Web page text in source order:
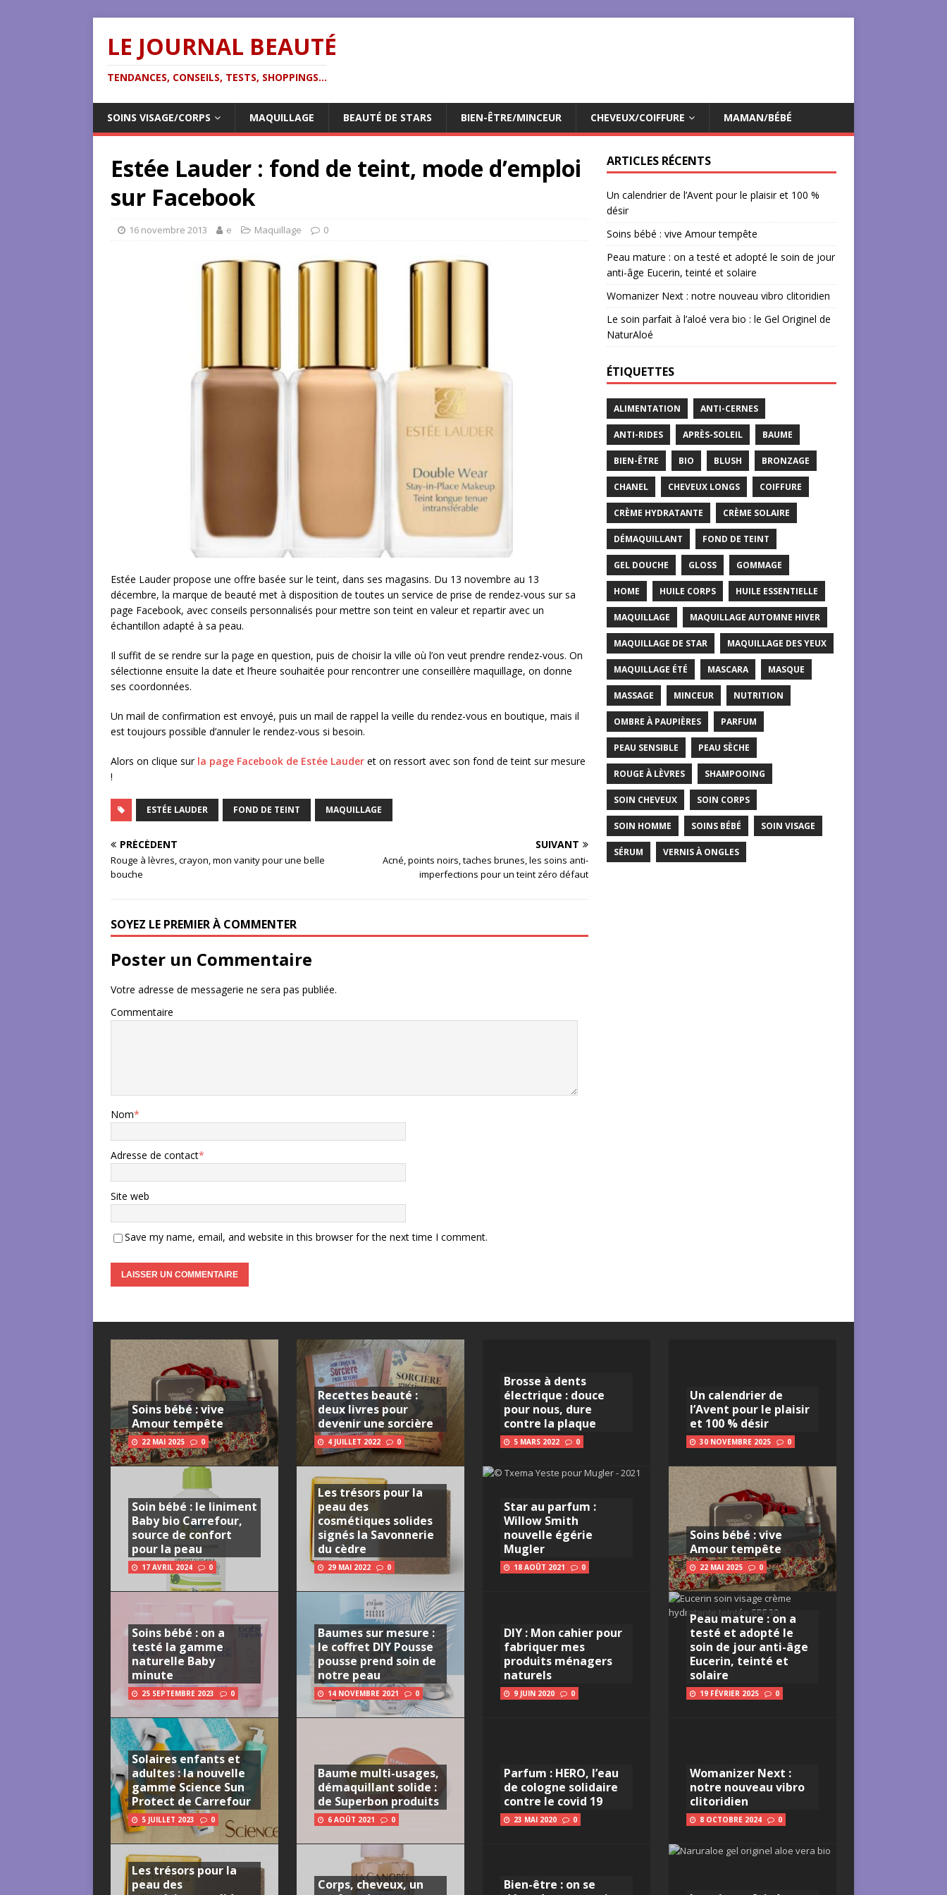
LE JOURNAL BEAUTÉ
TENDANCES, CONSEILS, TESTS, SHOPPINGS...
SOINS VISAGE/CORPS MAQUILLAGE BEAUTÉ DE STARS BIEN-ÊTRE/MINCEUR CHEVEUX/COIFFURE MAMAN/BÉBÉ
Estée Lauder : fond de teint, mode d’emploi
sur Facebook
16 novembre 2013 e Maquillage 0
Estée Lauder propose une offre basée sur le teint, dans ses magasins. Du 13 novembre au 13
décembre, la marque de beauté met à disposition de toutes un service de prise de rendez-vous sur sa
page Facebook, avec conseils personnalisés pour mettre son teint en valeur et repartir avec un
échantillon adapté à sa peau.
Il suffit de se rendre sur la page en question, puis de choisir la ville où l’on veut prendre rendez-vous. On
sélectionne ensuite la date et l’heure souhaitée pour rencontrer une conseillère maquillage, on donne
ses coordonnées.
Un mail de confirmation est envoyé, puis un mail de rappel la veille du rendez-vous en boutique, mais il
est toujours possible d’annuler le rendez-vous si besoin.
Alors on clique sur la page Facebook de Estée Lauder et on ressort avec son fond de teint sur mesure
!
ESTÉE LAUDER FOND DE TEINT MAQUILLAGE
PRÉCÉDENT
Rouge à lèvres, crayon, mon vanity pour une belle
bouche
SUIVANT
Acné, points noirs, taches brunes, les soins anti-
imperfections pour un teint zéro défaut
SOYEZ LE PREMIER À COMMENTER
Poster un Commentaire
Votre adresse de messagerie ne sera pas publiée.
Commentaire
Nom*
Adresse de contact*
Site web
Save my name, email, and website in this browser for the next time I comment.
ARTICLES RÉCENTS
Un calendrier de l’Avent pour le plaisir et 100 %
désir
Soins bébé : vive Amour tempête
Peau mature : on a testé et adopté le soin de jour
anti-âge Eucerin, teinté et solaire
Womanizer Next : notre nouveau vibro clitoridien
Le soin parfait à l’aloé vera bio : le Gel Originel de
NaturAloé
ÉTIQUETTES
ALIMENTATION ANTI-CERNES
ANTI-RIDES APRÈS-SOLEIL BAUME
BIEN-ÊTRE BIO BLUSH BRONZAGE
CHANEL CHEVEUX LONGS COIFFURE
CRÈME HYDRATANTE CRÈME SOLAIRE
DÉMAQUILLANT FOND DE TEINT
GEL DOUCHE GLOSS GOMMAGE
HOME HUILE CORPS HUILE ESSENTIELLE
MAQUILLAGE MAQUILLAGE AUTOMNE HIVER
MAQUILLAGE DE STAR MAQUILLAGE DES YEUX
MAQUILLAGE ÉTÉ MASCARA MASQUE
MASSAGE MINCEUR NUTRITION
OMBRE À PAUPIÈRES PARFUM
PEAU SENSIBLE PEAU SÈCHE
ROUGE À LÈVRES SHAMPOOING
SOIN CHEVEUX SOIN CORPS
SOIN HOMME SOINS BÉBÉ SOIN VISAGE
SÉRUM VERNIS À ONGLES
Soins bébé : vive
Amour tempête
22 MAI 2025 0
Soin bébé : le liniment
Baby bio Carrefour,
source de confort
pour la peau
17 AVRIL 2024 0
Soins bébé : on a
testé la gamme
naturelle Baby
minute
25 SEPTEMBRE 2023 0
Solaires enfants et
adultes : la nouvelle
gamme Science Sun
Protect de Carrefour
5 JUILLET 2023 0
Les trésors pour la
peau des
Recettes beauté :
deux livres pour
devenir une sorcière
4 JUILLET 2022 0
Les trésors pour la
peau des
cosmétiques solides
signés la Savonnerie
du cèdre
29 MAI 2022 0
Baumes sur mesure :
le coffret DIY Pousse
pousse prend soin de
notre peau
14 NOVEMBRE 2021 0
Baume multi-usages,
démaquillant solide :
de Superbon produits
6 AOÛT 2021 0
Corps, cheveux, un
Brosse à dents
électrique : douce
pour nous, dure
contre la plaque
5 MARS 2022 0
Star au parfum :
Willow Smith
nouvelle égérie
Mugler
18 AOÛT 2021 0
DIY : Mon cahier pour
fabriquer mes
produits ménagers
naturels
9 JUIN 2020 0
Parfum : HERO, l’eau
de cologne solidaire
contre le covid 19
23 MAI 2020 0
Bien-être : on se
Un calendrier de
l’Avent pour le plaisir
et 100 % désir
30 NOVEMBRE 2025 0
Soins bébé : vive
Amour tempête
22 MAI 2025 0
Peau mature : on a
testé et adopté le
soin de jour anti-âge
Eucerin, teinté et
solaire
19 FÉVRIER 2025 0
Womanizer Next :
notre nouveau vibro
clitoridien
8 OCTOBRE 2024 0